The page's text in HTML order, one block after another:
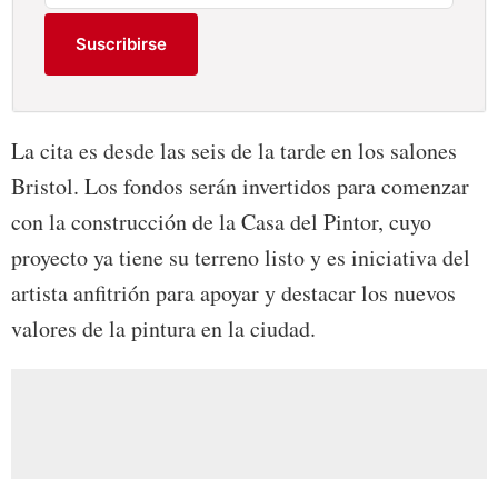
Suscribirse
La cita es desde las seis de la tarde en los salones
Bristol. Los fondos serán invertidos para comenzar
con la construcción de la Casa del Pintor, cuyo
proyecto ya tiene su terreno listo y es iniciativa del
artista anfitrión para apoyar y destacar los nuevos
valores de la pintura en la ciudad.